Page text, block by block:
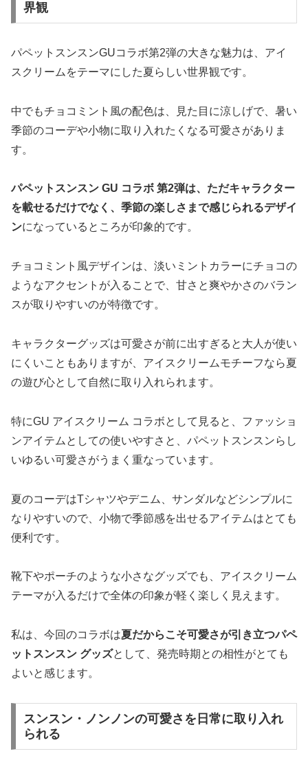
界観
パペットスンスンGUコラボ第2弾の大きな魅力は、アイ
スクリームをテーマにした夏らしい世界観です。
中でもチョコミント風の配色は、見た目に涼しげで、暑い
季節のコーデや小物に取り入れたくなる可愛さがありま
す。
パペットスンスン GU コラボ 第2弾は、ただキャラクター
を載せるだけでなく、季節の楽しさまで感じられるデザイ
ンになっているところが印象的です。
チョコミント風デザインは、淡いミントカラーにチョコの
ようなアクセントが入ることで、甘さと爽やかさのバラン
スが取りやすいのが特徴です。
キャラクターグッズは可愛さが前に出すぎると大人が使い
にくいこともありますが、アイスクリームモチーフなら夏
の遊び心として自然に取り入れられます。
特にGU アイスクリーム コラボとして見ると、ファッショ
ンアイテムとしての使いやすさと、パペットスンスンらし
いゆるい可愛さがうまく重なっています。
夏のコーデはTシャツやデニム、サンダルなどシンプルに
なりやすいので、小物で季節感を出せるアイテムはとても
便利です。
靴下やポーチのような小さなグッズでも、アイスクリーム
テーマが入るだけで全体の印象が軽く楽しく見えます。
私は、今回のコラボは夏だからこそ可愛さが引き立つパペ
ットスンスン グッズとして、発売時期との相性がとても
よいと感じます。
スンスン・ノンノンの可愛さを日常に取り入れ
られる